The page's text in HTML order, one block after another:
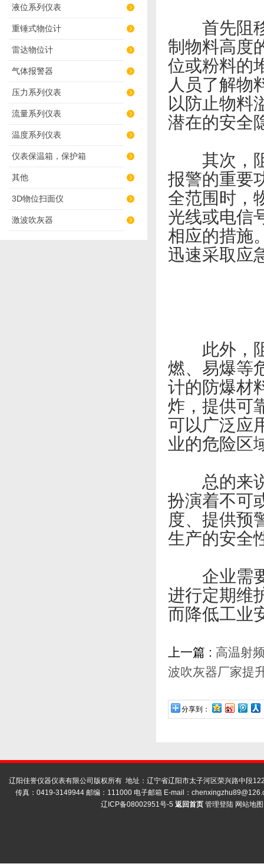
液位系列仪表
重锤式物位计
雷达物位计
气体报警器
压力系列仪表
流量系列仪表
温度系列仪表
仪表保温箱，保护箱
其他
3D物位扫面仪
激波吹灰器
首先阻移
制物料高度
位或粉料的
人员了解物
以防止物料
潜在的安全
其次，阻
报警的重要
全范围时，
光线或电信
相应的措施
迅速采取应
此外，阻
燃、易爆等
计的防爆材
炸，提供可
可以广泛应
业的危险区
总的来说
扮演着不可
度、提供预
生产的安全
企业需要
进行定期维
而降低工业
上一篇 : 高温射
波吹灰器厂家提
分享到：
辽阳佳誉仪器仪表有限公司版权所有 地址：辽宁省辽阳市太子河区荣兴路中段
传真：0419-3149944 邮编：111000 电子邮箱 E-mail：
辽ICP备08002951号-5 返回首页 管理登陆 网站地图